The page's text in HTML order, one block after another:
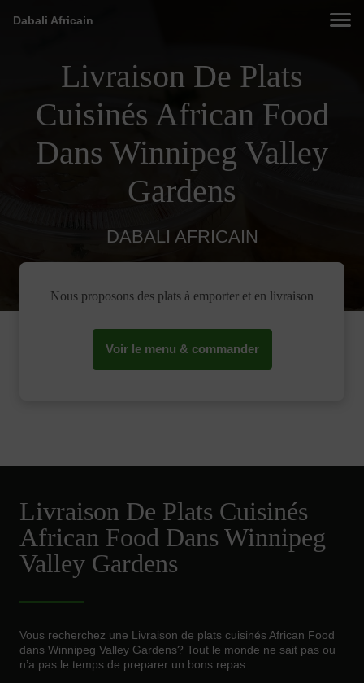
Dabali Africain
Livraison De Plats
Cuisinés African Food
Dans Winnipeg Valley
Gardens
DABALI AFRICAIN
Nous proposons des plats à emporter et en livraison
Voir le menu & commander
Livraison De Plats Cuisinés
African Food Dans Winnipeg
Valley Gardens
Vous recherchez une Livraison de plats cuisinés African Food
dans Winnipeg Valley Gardens? Tout le monde ne sait pas ou
n’a pas le temps de preparer un bons repas.